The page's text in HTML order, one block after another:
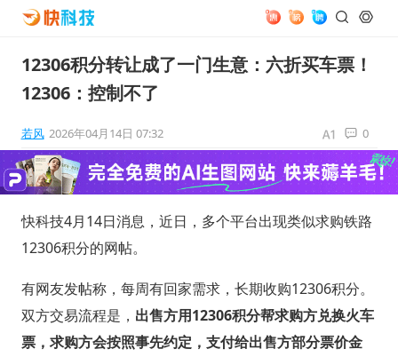
12306积分转让成了一门生意：六折买车票！
12306：控制不了
若风 2026年04月14日 07:32 0
快科技4月14日消息，近日，多个平台出现类似求购铁路
12306积分的网帖。
有网友发帖称，每周有回家需求，长期收购12306积分。
双方交易流程是， 出售方用12306积分帮求购方兑换火车
票，求购方会按照事先约定，支付给出售方部分票价金